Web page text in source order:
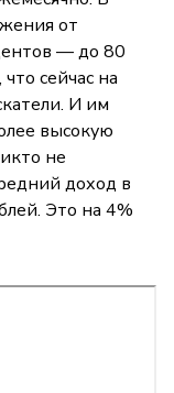
от
— до 80
сейчас на
И им
высокую
не
доход в
Это на 4%